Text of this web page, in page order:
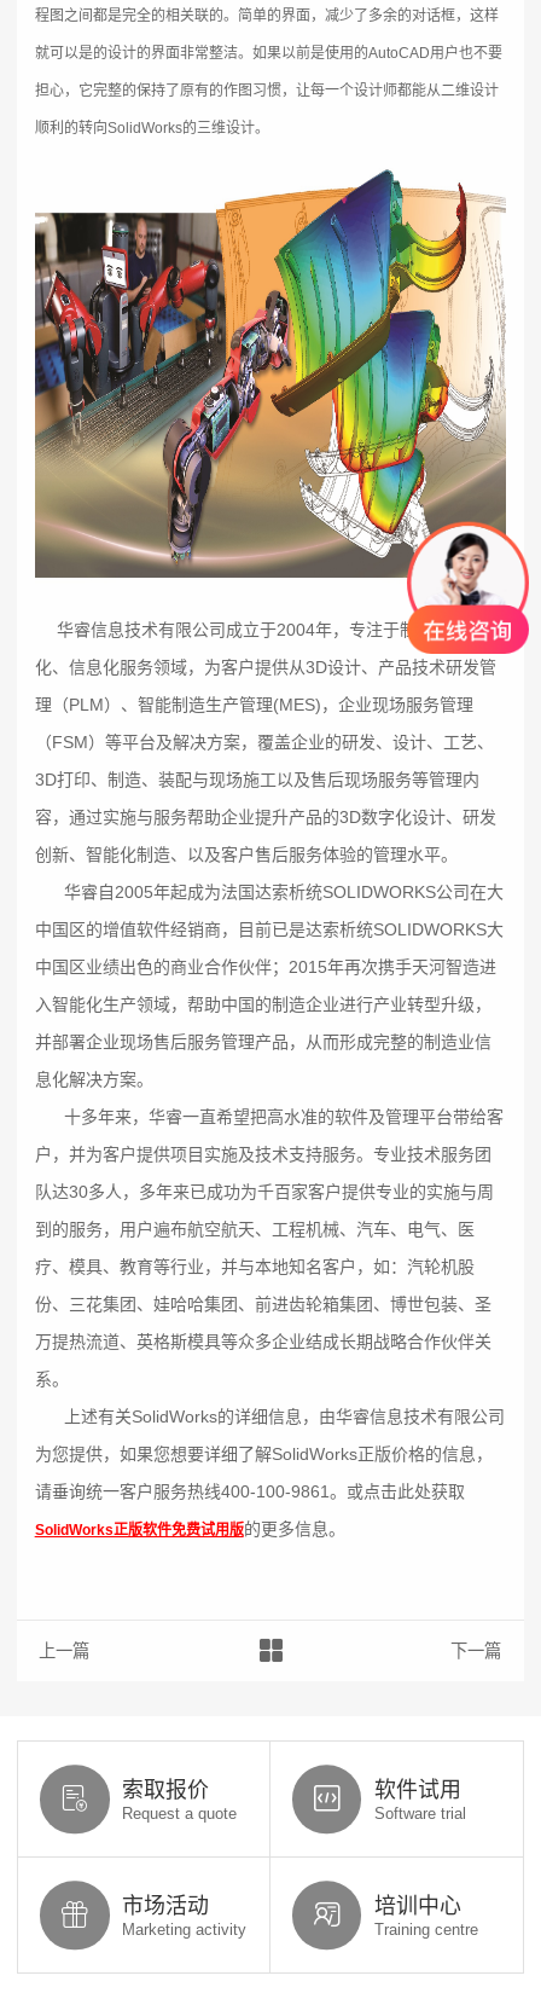
程图之间都是完全的相关联的。简单的界面，减少了多余的对话框，这样
就可以是的设计的界面非常整洁。如果以前是使用的AutoCAD用户也不要
担心，它完整的保持了原有的作图习惯，让每一个设计师都能从二维设计
顺利的转向SolidWorks的三维设计。
华睿信息技术有限公司成立于2004年，专注于制造业3D数字
化、信息化服务领域，为客户提供从3D设计、产品技术研发管
理（PLM）、智能制造生产管理(MES)，企业现场服务管理
（FSM）等平台及解决方案，覆盖企业的研发、设计、工艺、
3D打印、制造、装配与现场施工以及售后现场服务等管理内
容，通过实施与服务帮助企业提升产品的3D数字化设计、研发
创新、智能化制造、以及客户售后服务体验的管理水平。
华睿自2005年起成为法国达索析统SOLIDWORKS公司在大
中国区的增值软件经销商，目前已是达索析统SOLIDWORKS大
中国区业绩出色的商业合作伙伴；2015年再次携手天河智造进
入智能化生产领域，帮助中国的制造企业进行产业转型升级，
并部署企业现场售后服务管理产品，从而形成完整的制造业信
息化解决方案。
十多年来，华睿一直希望把高水准的软件及管理平台带给客
户，并为客户提供项目实施及技术支持服务。专业技术服务团
队达30多人，多年来已成功为千百家客户提供专业的实施与周
到的服务，用户遍布航空航天、工程机械、汽车、电气、医
疗、模具、教育等行业，并与本地知名客户，如：汽轮机股
份、三花集团、娃哈哈集团、前进齿轮箱集团、博世包装、圣
万提热流道、英格斯模具等众多企业结成长期战略合作伙伴关
系。
上述有关SolidWorks的详细信息，由华睿信息技术有限公司
为您提供，如果您想要详细了解SolidWorks正版价格的信息，
请垂询统一客户服务热线400-100-9861。或点击此处获取
SolidWorks正版软件免费试用版的更多信息。
上一篇：为什么选择SOLIDWORKS? 下一篇：
索取报价
Request a quote
软件试用
Software trial
市场活动
Marketing activity
培训中心
Training centre